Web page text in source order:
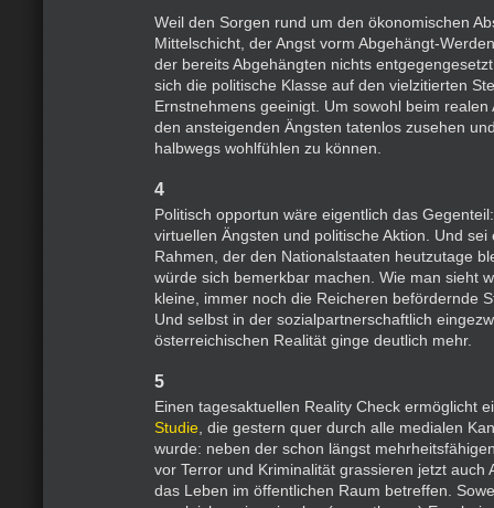
Weil den Sorgen rund um den ökonomischen
Mittelschicht, der Angst vorm Abgehängt-
der bereits Abgehängten nichts
sich die politische Klasse auf den vielzitierten
Ernstnehmens geeinigt. Um sowohl beim realen
den ansteigenden Ängsten tatenlos zusehen
halbwegs wohlfühlen zu können.
4
Politisch opportun wäre eigentlich das
virtuellen Ängsten und politische Aktion. Und
Rahmen, der den Nationalstaaten heutzutage
würde sich bemerkbar machen. Wie man sieht
kleine, immer noch die Reicheren befördernde
Und selbst in der sozialpartnerschaftlich
österreichischen Realität ginge deutlich mehr.
5
Einen tagesaktuellen Reality Check ermöglicht
Studie , die gestern quer durch alle medialen
wurde: neben der schon längst
vor Terror und Kriminalität grassieren jetzt auch
das Leben im öffentlichen Raum betreffen.